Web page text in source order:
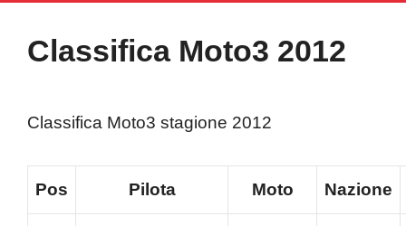
Classifica Moto3 2012
Classifica Moto3 stagione 2012
Pos Pilota Moto Nazione